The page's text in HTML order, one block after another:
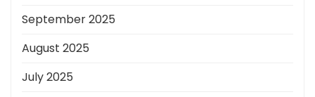
September 2025
August 2025
July 2025